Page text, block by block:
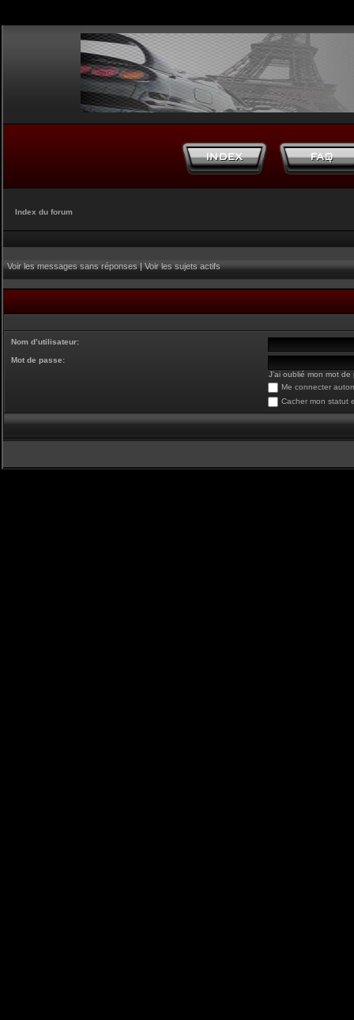
Index du forum
Voir les messages sans réponses|Voir les sujets actifs
Nom d’utilisateur:
Mot de passe:
J’ai oublié mon mot de
Me connecter
Cacher mon statut